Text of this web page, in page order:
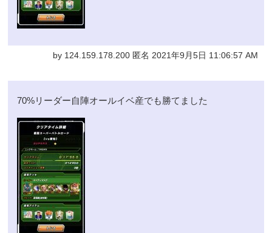
by 124.159.178.200 匿名 2021年9月5日 11:06:57 AM
70%リーダー自陣オールイベ産でも勝てました